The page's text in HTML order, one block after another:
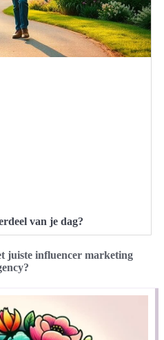
van je dag?
juiste influencer marketing